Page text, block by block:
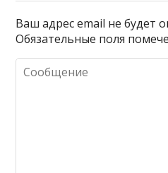
Ваш адрес email не будет
Обязательные поля